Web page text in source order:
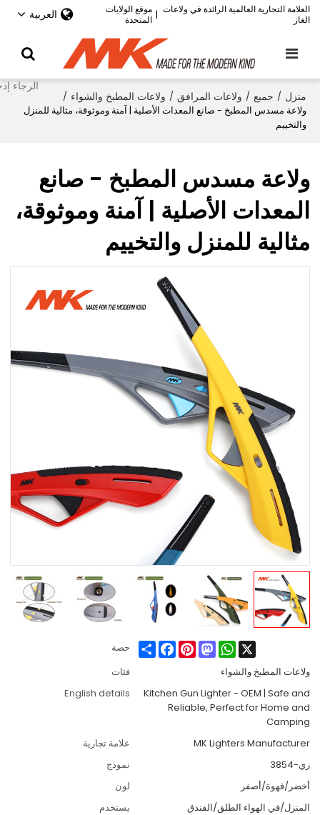
العلامة التجارية العالمية الرائدة في ولاعات
الغاز
| موقع الولايات
المتحدة
العربية
منزل / جميع / ولاعات المرافق / ولاعات المطبخ والشواء /
ولاعة مسدس المطبخ - صانع المعدات الأصلية | آمنة وموثوقة، مثالية للمنزل
والتخييم
ولاعة مسدس المطبخ - صانع
المعدات الأصلية | آمنة وموثوقة،
مثالية للمنزل والتخييم
حصةShare
FacebookPinterest
Mastodon
WhatsApp
X
فئات
ولاعات المطبخ والشواء
English details
Kitchen Gun Lighter - OEM | Safe and
Reliable, Perfect for Home and
Camping
علامة تجارية
MK Lighters Manufacturer
نموذج
زي-3854
لون
أخضر/قهوة/أصفر
يستخدم
المنزل/في الهواء الطلق/الفندق